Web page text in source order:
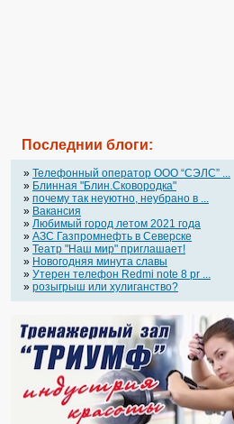
Последнии блоги:
» Телефонный оператор OOO “СЭЛС” ...
» Блинная "Блин.Сковородка"
» почему так неуютно, неубрано в ...
» Вакансия
» Любимый город летом 2021 года
» АЗС Газпромнефть в Северске
» Театр "Наш мир" приглашает!
» Новогодняя минута славы
» Утерен телефон Redmi note 8 pr ...
» розыгрыш или хулиганство?